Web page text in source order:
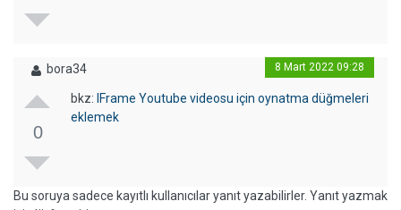
bora34 8 Mart 2022 09:28
0
bkz: IFrame Youtube videosu için oynatma düğmeleri
eklemek
Bu soruya sadece kayıtlı kullanıcılar yanıt yazabilirler. Yanıt yazmak